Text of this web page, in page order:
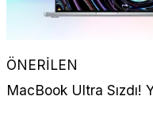
ÖNERİLEN
MacBook Ultra Sızdı!